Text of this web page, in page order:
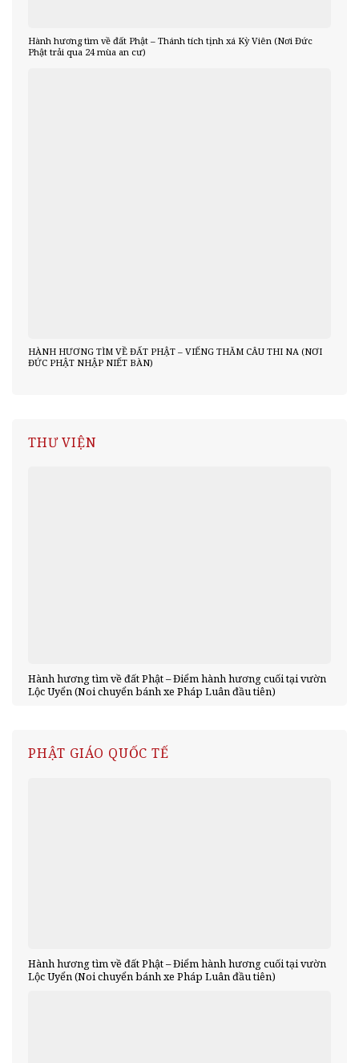
Hành hương tìm về đất Phật – Thánh tích tịnh xá Kỳ Viên (Nơi Đức
Phật trải qua 24 mùa an cư)
HÀNH HƯƠNG TÌM VỀ ĐẤT PHẬT – VIẾNG THĂM CÂU THI NA (NƠI
ĐỨC PHẬT NHẬP NIẾT BÀN)
THƯ VIỆN
Hành hương tìm về đất Phật – Điểm hành hương cuối tại vườn
Lộc Uyển (Noi chuyển bánh xe Pháp Luân đầu tiên)
PHẬT GIÁO QUỐC TẾ
Hành hương tìm về đất Phật – Điểm hành hương cuối tại vườn
Lộc Uyển (Noi chuyển bánh xe Pháp Luân đầu tiên)